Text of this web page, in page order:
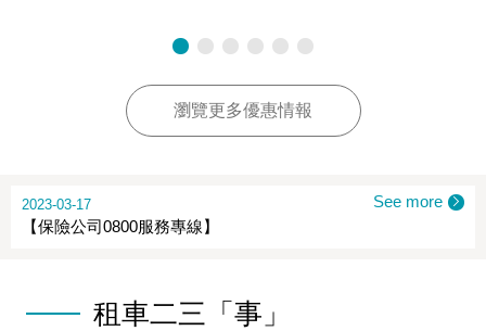
瀏覽更多優惠情報
2023-03-17
【保險公司0800服務專線】
See more
租車二三「事」